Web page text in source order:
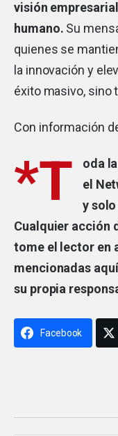
visión
humano. Su
quienes se
la innovación y
éxito masivo, sino
Con información
*T
oda
el
y
Cualquier acción
tome el lector en
mencionadas
su propia
Facebook